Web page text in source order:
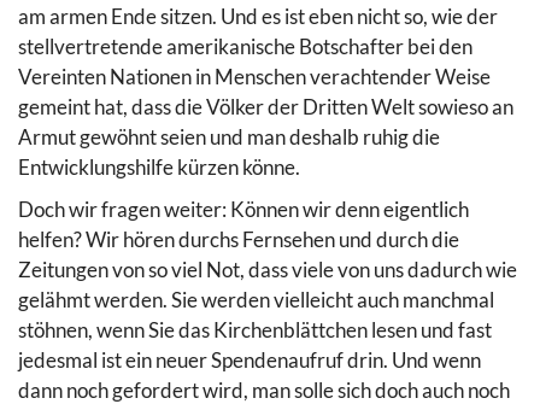
am armen Ende sitzen. Und es ist eben nicht so, wie der
stellvertretende amerikanische Botschafter bei den
Vereinten Nationen in Menschen verachtender Weise
gemeint hat, dass die Völker der Dritten Welt sowieso an
Armut gewöhnt seien und man deshalb ruhig die
Entwicklungshilfe kürzen könne.
Doch wir fragen weiter: Können wir denn eigentlich
helfen? Wir hören durchs Fernsehen und durch die
Zeitungen von so viel Not, dass viele von uns dadurch wie
gelähmt werden. Sie werden vielleicht auch manchmal
stöhnen, wenn Sie das Kirchenblättchen lesen und fast
jedesmal ist ein neuer Spendenaufruf drin. Und wenn
dann noch gefordert wird, man solle sich doch auch noch